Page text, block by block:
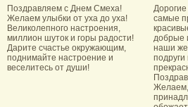
Поздравляем с Днем Смеха!
Желаем улыбки от уха до уха!
Великолепного настроения,
миллион шуток и горы радости!
Дарите счастье окружающим,
поднимайте настроение и
веселитесь от души!
самые
добрые
наши
подруги